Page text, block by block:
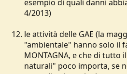
esempio di quali danni
4/2013)
le attività delle GAE (la
"ambientale" hanno solo il
MONTAGNA, e che di tutto
naturali" poco importa, se